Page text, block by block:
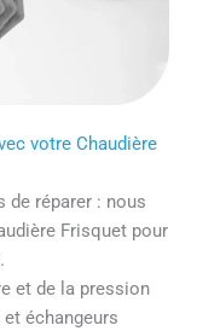
votre Chaudière
de réparer : nous
Frisquet pour
et de la pression
échangeurs